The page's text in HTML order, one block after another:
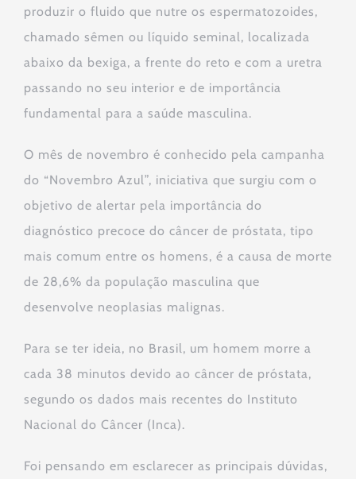
produzir o fluido que nutre os espermatozoides,
chamado sêmen ou líquido seminal, localizada
abaixo da bexiga, a frente do reto e com a uretra
passando no seu interior e de importância
fundamental para a saúde masculina.
O mês de novembro é conhecido pela campanha
do “Novembro Azul”, iniciativa que surgiu com o
objetivo de alertar pela importância do
diagnóstico precoce do câncer de próstata, tipo
mais comum entre os homens, é a causa de morte
de 28,6% da população masculina que
desenvolve neoplasias malignas.
Para se ter ideia, no Brasil, um homem morre a
cada 38 minutos devido ao câncer de próstata,
segundo os dados mais recentes do Instituto
Nacional do Câncer (Inca).
Foi pensando em esclarecer as principais dúvidas,